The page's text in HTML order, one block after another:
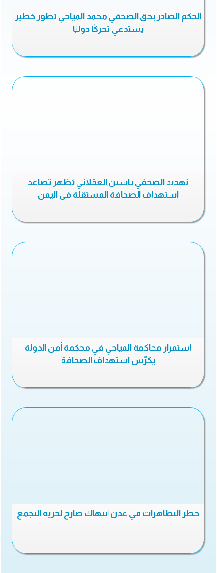
الحكم الصادر بحق الصحفي محمد المياحي تطور خطير
يستدعي تحركًا دوليًا
تهديد الصحفي ياسين العقلاني يُظهر تصاعد
استهداف الصحافة المستقلة في اليمن
استمرار محاكمة المياحي في محكمة أمن الدولة
يكرّس استهداف الصحافة
حظر التظاهرات في عدن انتهاك صارخ لحرية التجمع